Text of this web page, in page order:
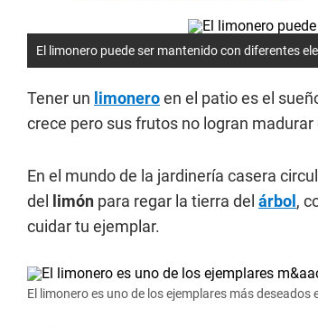
El limonero puede ser mantenido con diferentes
Tener un limoneroen el patio es el
crece pero sus frutos no logran
En el mundo de la jardinería casera
del
limón para regar la tierra del árbol ,
cuidar tu ejemplar.
El limonero es uno de los ejemplares más deseados